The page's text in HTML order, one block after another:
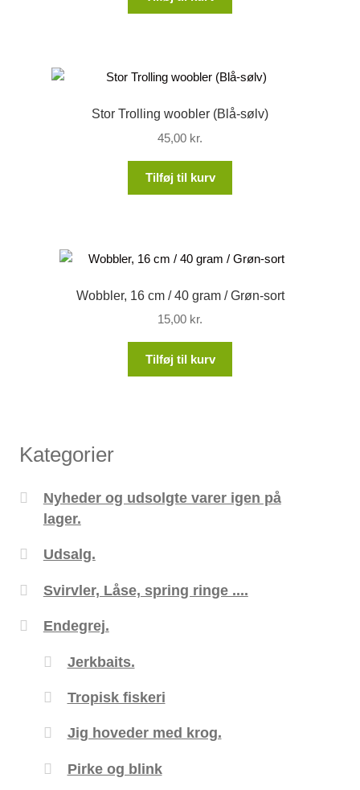
Stor Trolling woobler (Blå-sølv)
45,00 kr.
Tilføj til kurv
Wobbler, 16 cm / 40 gram / Grøn-sort
15,00 kr.
Tilføj til kurv
Kategorier
Nyheder og udsolgte varer igen på
lager.
Udsalg.
Svirvler, Låse, spring ringe ....
Endegrej.
Jerkbaits.
Tropisk fiskeri
Jig hoveder med krog.
Pirke og blink